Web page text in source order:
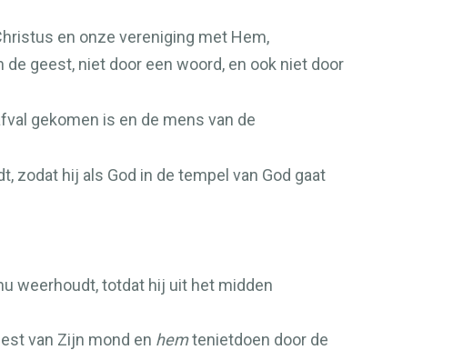
en onze vereniging met Hem,
de geest, niet door een woord, en ook niet door
gekomen is en de mens van de
zodat hij als God in de tempel van God gaat
weerhoudt, totdat hij uit het midden
van Zijn mond en hemtenietdoen door de